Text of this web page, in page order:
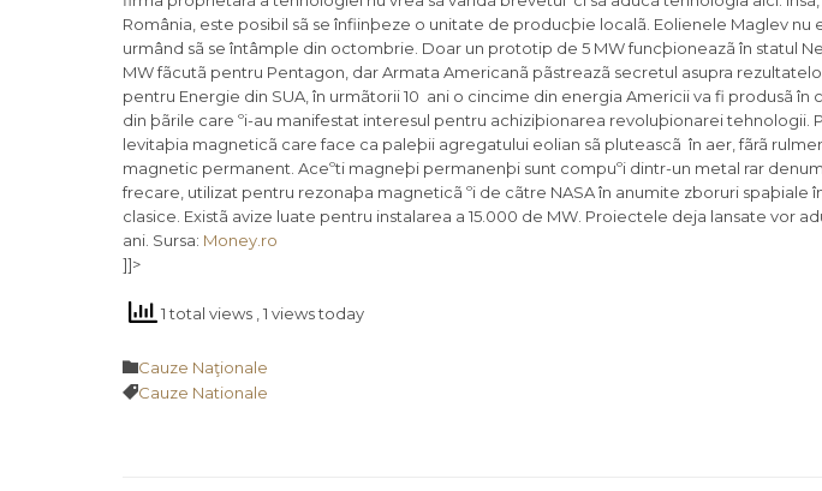
România, este posibil sã se înfiinþeze o unitate de producþie localã. Eolienele Maglev nu
urmând sã se întâmple din octombrie. Doar un prototip de 5 MW funcþioneazã în statul
MW fãcutã pentru Pentagon, dar Armata Americanã pãstreazã secretul asupra
pentru Energie din SUA, în urmãtorii 10 ani o cincime din energia Americii va fi produsã în
din þãrile care ºi-au manifestat interesul pentru achiziþionarea revoluþionarei tehnologii.
levitaþia magneticã care face ca paleþii agregatului eolian sã pluteascã în aer, fãrã
magnetic permanent. Aceºti magneþi permanenþi sunt compuºi dintr-un metal rar
frecare, utilizat pentru rezonaþa magneticã ºi de cãtre NASA în anumite zboruri spaþiale
clasice. Existã avize luate pentru instalarea a 15.000 de MW. Proiectele deja lansate vor
ani. Sursa: Money.ro
]]>
1 total views , 1 views today
Category
Cauze Naţionale
Tags
Cauze Nationale